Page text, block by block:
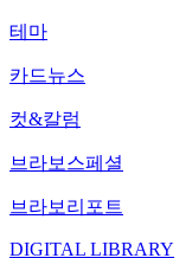
테마
카드뉴스
컷&칼럼
브라보스페셜
브라보리포트
DIGITAL LIBRARY